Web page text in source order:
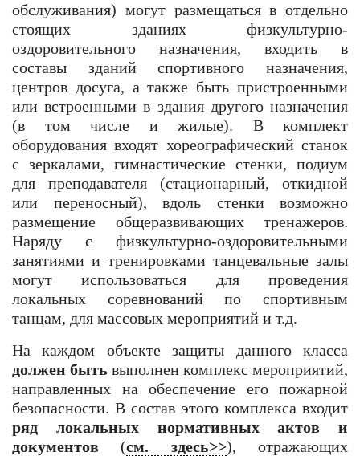
обслуживания) могут размещаться в отдельно
стоящих зданиях физкультурно-
оздоровительного назначения, входить в
составы зданий спортивного назначения,
центров досуга, а также быть пристроенными
или встроенными в здания другого назначения
(в том числе и жилые). В комплект
оборудования входят хореографический станок
с зеркалами, гимнастические стенки, подиум
для преподавателя (стационарный, откидной
или переносный), вдоль стенки возможно
размещение общеразвивающих тренажеров.
Наряду с физкультурно-оздоровительными
занятиями и тренировками танцевальные залы
могут использоваться для проведения
локальных соревнований по спортивным
танцам, для массовых мероприятий и т.д.
На каждом объекте защиты данного класса
должен быть выполнен комплекс мероприятий,
направленных на обеспечение его пожарной
безопасности. В состав этого комплекса входит
ряд локальных нормативных актов и
документов (см. здесь>>), отражающих